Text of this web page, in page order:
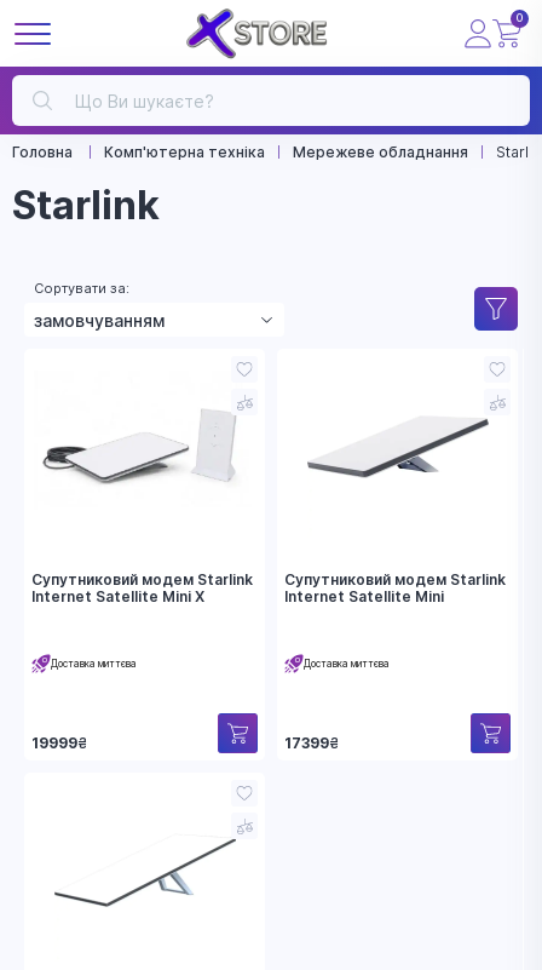
0
Головна Комп'ютерна техніка Мережеве обладнання
Starlink
Сортувати за:
зменшенням ціни
назвою
Супутниковий модем Starlink
Internet Satellite Mini X
Доставка миттєва
19999₴
Супутниковий модем Starlink
Internet Satellite Mini
Доставка миттєва
17399₴